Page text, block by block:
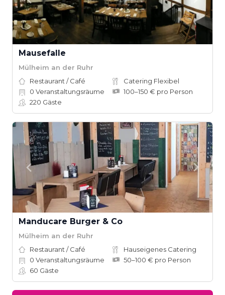
Mausefalle
Mülheim an der Ruhr
Restaurant / Café
Catering Flexibel
0 Veranstaltungsräume
100–150 € pro Person
220 Gäste
Manducare Burger & Co
Mülheim an der Ruhr
Restaurant / Café
Hauseigenes Catering
0 Veranstaltungsräume
50–100 € pro Person
60 Gäste